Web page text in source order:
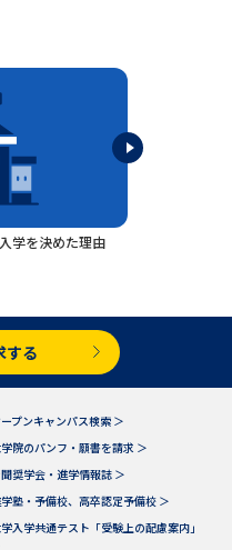
大学入学共通テスト「受験案
内」の請求
高等学校卒業程度認定試験
小学校教員資格認定試験
大学検索
国際・グローバルに強い大学特
集
学を決めた理由
する
プンキャンパス検索 ＞
院のパンフ・願書を請求 ＞
奨学会・進学情報誌 ＞
塾・予備校、高卒認定予備校 ＞
入学共通テスト「受験上の配慮案内」